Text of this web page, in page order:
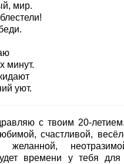
мир.
минут.
уют.
с твоим 20-
счастливой,
желанной,
времени у тебя для